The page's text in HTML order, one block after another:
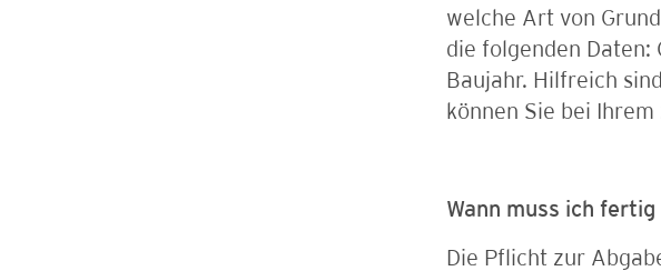
welche Art von
die folgenden Daten:
Baujahr. Hilfreich
können Sie bei
Wann muss ich fertig
Die Pflicht zur